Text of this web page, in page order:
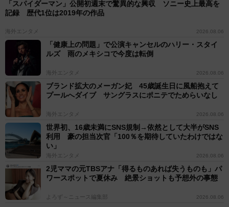
「スパイダーマン」公開初週末で驚異的な興収 ソニー史上最高を
記録 歴代1位は2019年の作品
海外エンタメ 2026.08.06
「健康上の問題」で公演キャンセルのハリー・スタイ
ルズ 雨のメキシコで今度は転倒
海外エンタメ 2026.08.06
ブランド拡大のメーガン妃 45歳誕生日に風船抱えて
プールへダイブ サングラスにポニテでためらいなし
海外エンタメ 2026.08.06
世界初、16歳未満にSNS規制→依然として大半がSNS
利用 豪の担当次官「100％を期待していたわけではな
い」
海外エンタメ 2026.08.06
2児ママの元TBSアナ「得るものあれば失うものも」パ
ワースポットで夏休み 絶景ショットも予想外の事態
よろず～ニュース編集部 2026.08.06